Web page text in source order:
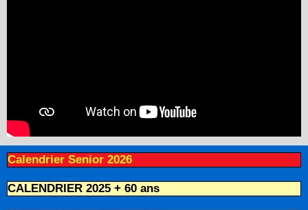
Calendrier Senior 2026
CALENDRIER 2025 + 60 ans